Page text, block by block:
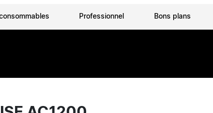
Professionnel Bons plans